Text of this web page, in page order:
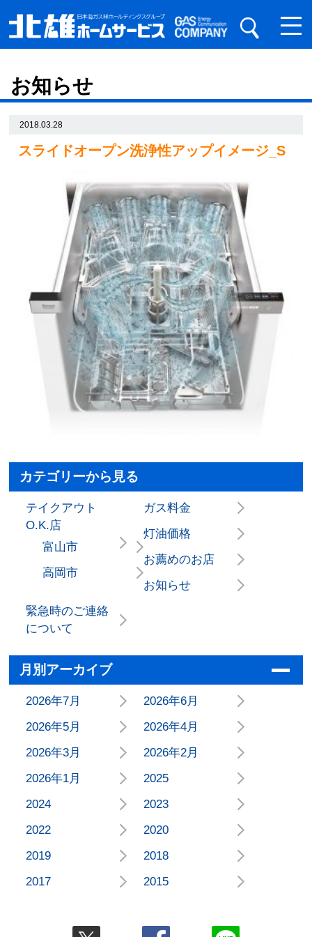
お知らせ
2018.03.28
スライドオープン洗浄性アップイメージ_S
カテゴリーから見る
テイクアウト
O.K.店
富山市
高岡市
ガス料金
灯油価格
お薦めのお店
お知らせ
緊急時のご連絡
について
月別アーカイブ
2026年7月
2026年6月
2026年5月
2026年4月
2026年3月
2026年2月
2026年1月
2025
2024
2023
2022
2020
2019
2018
2017
2015